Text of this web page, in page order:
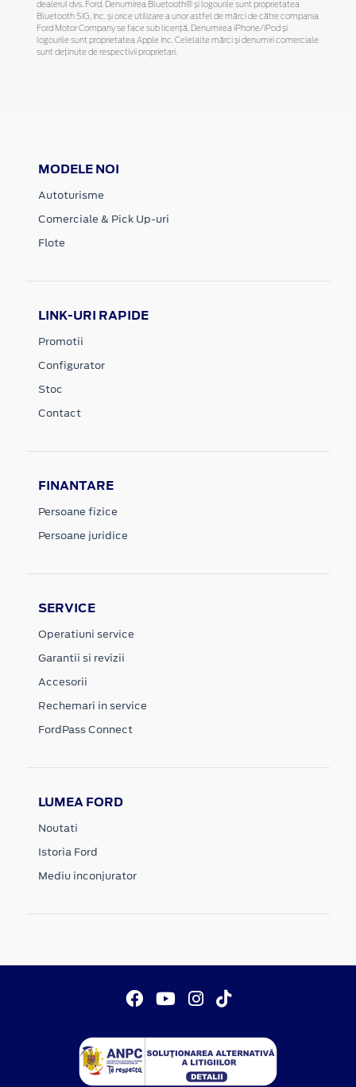
dealerul dvs. Ford. Denumirea Bluetooth® și logourile sunt proprietatea
Bluetooth SIG, Inc. și orice utilizare a unor astfel de mărci de către compania
Ford Motor Company se face sub licență. Denumirea iPhone/iPod și
logourile sunt proprietatea Apple Inc. Celelalte mărci și denumiri comerciale
sunt deținute de respectivii proprietari.
MODELE NOI
Autoturisme
Comerciale & Pick Up-uri
Flote
LINK-URI RAPIDE
Promotii
Configurator
Stoc
Contact
FINANTARE
Persoane fizice
Persoane juridice
SERVICE
Operatiuni service
Garantii si revizii
Accesorii
Rechemari in service
FordPass Connect
LUMEA FORD
Noutati
Istoria Ford
Mediu inconjurator